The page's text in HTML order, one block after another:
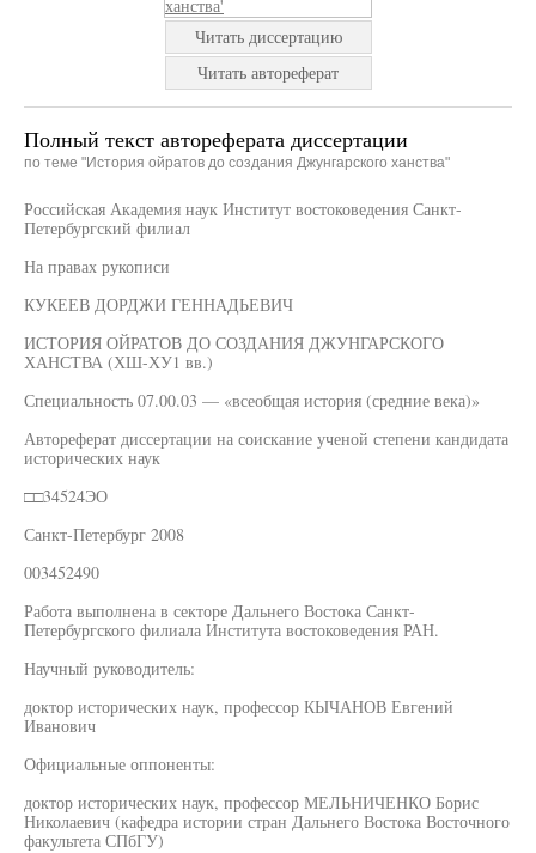
Читать диссертацию
Читать автореферат
Полный текст автореферата диссертации
по теме "История ойратов до создания Джунгарского ханства"
Российская Академия наук Институт востоковедения Санкт-
Петербургский филиал
На правах рукописи
КУКЕЕВ ДОРДЖИ ГЕННАДЬЕВИЧ
ИСТОРИЯ ОЙРАТОВ ДО СОЗДАНИЯ ДЖУНГАРСКОГО
ХАНСТВА (ХШ-ХУ1 вв.)
Специальность 07.00.03 — «всеобщая история (средние века)»
Автореферат диссертации на соискание ученой степени кандидата
исторических наук
□□34524ЭО
Санкт-Петербург 2008
003452490
Работа выполнена в секторе Дальнего Востока Санкт-
Петербургского филиала Института востоковедения РАН.
Научный руководитель:
доктор исторических наук, профессор КЫЧАНОВ Евгений
Иванович
Официальные оппоненты:
доктор исторических наук, профессор МЕЛЬНИЧЕНКО Борис
Николаевич (кафедра истории стран Дальнего Востока Восточного
факультета СПбГУ)